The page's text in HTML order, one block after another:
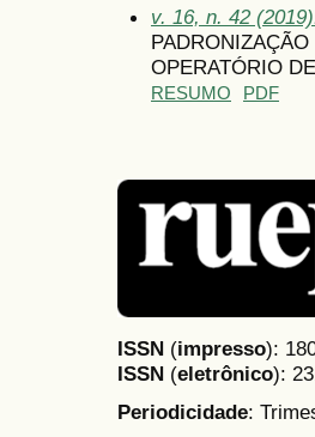
v. 16, n. 42
OPERATÓRIO
RESUMO PDF
ISSN (impresso):
ISSN (eletrônico):
Periodicidade: